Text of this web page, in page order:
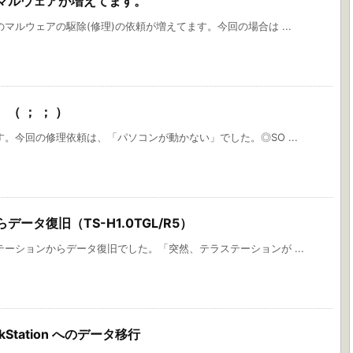
マルウェアの駆除(修理)の依頼が増えてます。今回の場合は ...
； ； ）
。今回の修理依頼は、「パソコンが動かない」でした。◎SO ...
データ復旧（TS-H1.0TGL/R5）
ーションからデータ復旧でした。「突然、テラステーションが ...
へのデータ移行